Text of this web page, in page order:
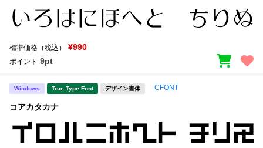
標準価格（税込） ¥990
ポイント 9pt
Windows True Type Font デザイン書体 CFONT
コアカタカナ